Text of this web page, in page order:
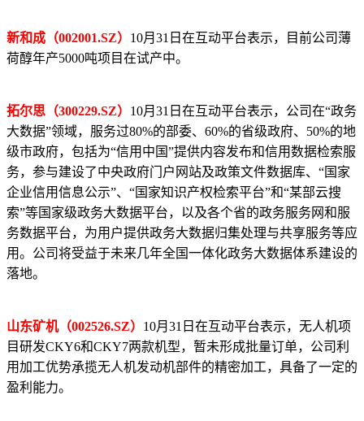
新和成（002001.SZ） 10月31日在互动平台表示，目前公司薄
荷醇年产5000吨项目在试产中。
拓尔思（300229.SZ） 10月31日在互动平台表示，公司在“政务
大数据”领域，服务过80%的部委、60%的省级政府、50%的地
级市政府，包括为“信用中国”提供内容发布和信用数据检索服
务，参与建设了中央政府门户网站及政策文件数据库、“国家
企业信用信息公示”、“国家知识产权检索平台”和“某部云搜
索”等国家级政务大数据平台，以及各个省的政务服务网和服
务数据平台，为用户提供政务大数据归集处理与共享服务等应
用。公司将受益于未来几年全国一体化政务大数据体系建设的
落地。
山东矿机（002526.SZ） 10月31日在互动平台表示，无人机项
目研发CKY6和CKY7两款机型，暂未形成批量订单，公司利
用加工优势承揽无人机发动机部件的精密加工，具备了一定的
盈利能力。